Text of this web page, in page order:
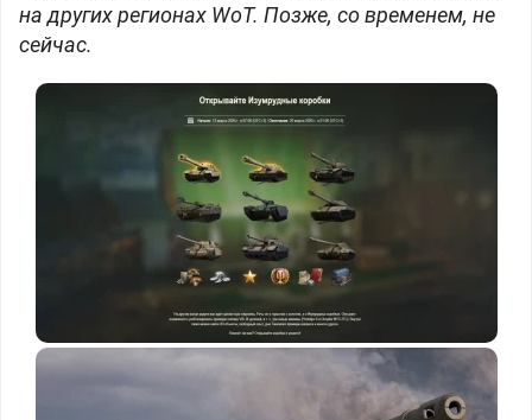
на других регионах WoT. Позже, со временем, не
сейчас.